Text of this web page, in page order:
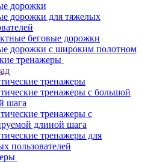
дорожки
дорожки для тяжелых
беговые дорожки
дорожки с широким полотном
тренажеры
тренажеры
тренажеры с большой
шага
тренажеры с
длиной шага
тренажеры для
пользователей